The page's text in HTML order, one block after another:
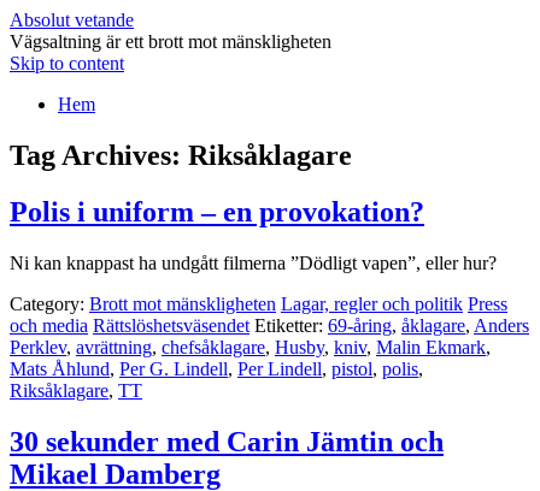
Absolut vetande
Vägsaltning är ett brott mot mänskligheten
Skip to content
Hem
Tag Archives: Riksåklagare
Polis i uniform – en provokation?
Ni kan knappast ha undgått filmerna ”Dödligt vapen”, eller hur?
Category: Brott mot mänskligheten Lagar, regler och politik Press
och media Rättslöshetsväsendet Etiketter: 69-åring, åklagare, Anders
Perklev, avrättning, chefsåklagare, Husby, kniv, Malin Ekmark,
Mats Åhlund, Per G. Lindell, Per Lindell, pistol, polis,
Riksåklagare, TT
30 sekunder med Carin Jämtin och
Mikael Damberg